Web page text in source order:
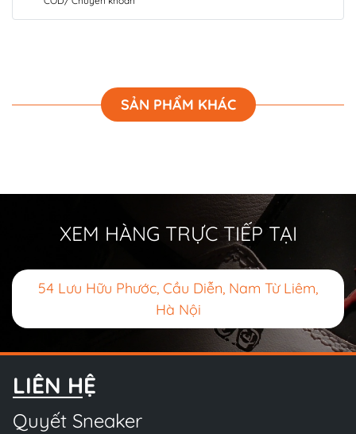
SẢN PHẨM KHÁC
XEM HÀNG TRỰC TIẾP TẠI
54 Lưu Hữu Phước, Cầu Diễn, Nam Từ Liêm,
Hà Nội
LIÊN HỆ
Quyết Sneaker